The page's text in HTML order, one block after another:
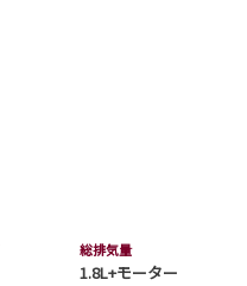
総排気量
1.8L+モーター